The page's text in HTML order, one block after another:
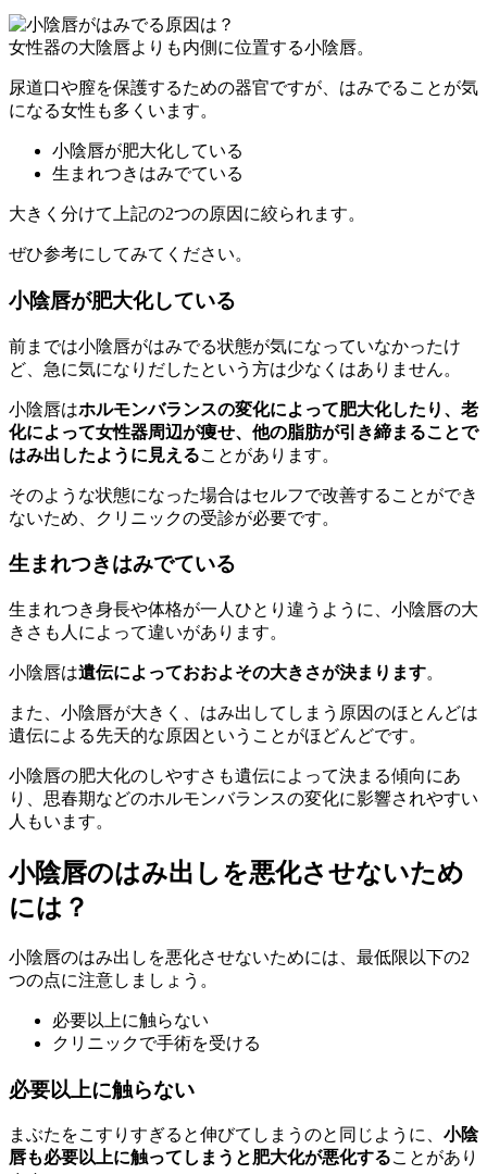
女性器の大陰唇よりも内側に位置する小陰唇。
尿道口や膣を保護するための器官ですが、はみでることが気
になる女性も多くいます。
小陰唇が肥大化している
生まれつきはみでている
大きく分けて上記の2つの原因に絞られます。
ぜひ参考にしてみてください。
小陰唇が肥大化している
前までは小陰唇がはみでる状態が気になっていなかったけ
ど、急に気になりだしたという方は少なくはありません。
小陰唇はホルモンバランスの変化によって肥大化したり、老
化によって女性器周辺が痩せ、他の脂肪が引き締まることで
はみ出したように見えることがあります。
そのような状態になった場合はセルフで改善することができ
ないため、クリニックの受診が必要です。
生まれつきはみでている
生まれつき身長や体格が一人ひとり違うように、小陰唇の大
きさも人によって違いがあります。
小陰唇は遺伝によっておおよその大きさが決まります。
また、小陰唇が大きく、はみ出してしまう原因のほとんどは
遺伝による先天的な原因ということがほどんどです。
小陰唇の肥大化のしやすさも遺伝によって決まる傾向にあ
り、思春期などのホルモンバランスの変化に影響されやすい
人もいます。
小陰唇のはみ出しを悪化させないため
には？
小陰唇のはみ出しを悪化させないためには、最低限以下の2
つの点に注意しましょう。
必要以上に触らない
クリニックで手術を受ける
必要以上に触らない
まぶたをこすりすぎると伸びてしまうのと同じように、 小陰
唇も必要以上に触ってしまうと肥大化が悪化することがあり